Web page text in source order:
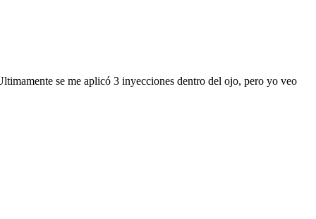
se me aplicó 3 inyecciones dentro del ojo, pero yo veo